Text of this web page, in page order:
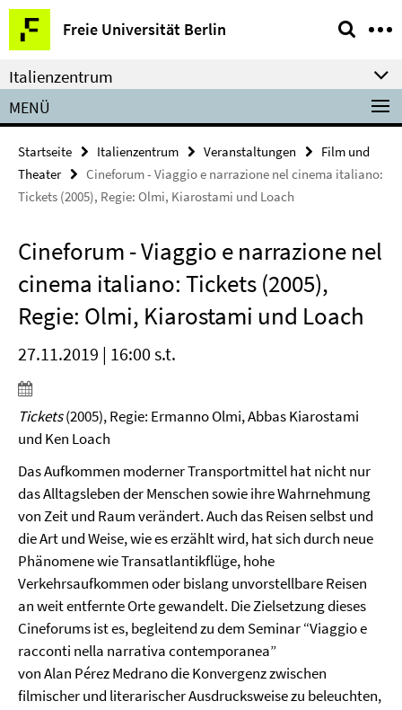
Springe
direkt
zu
Inhalt
Freie Universität Berlin
Service-
Navigation
Italienzentrum
MENÜ
Startseite Italienzentrum Veranstaltungen
Film und
Theater
Cineforum - Viaggio e narrazione nel cinema italiano:
Tickets (2005), Regie: Olmi, Kiarostami und Loach
Cineforum - Viaggio e narrazione nel
cinema italiano: Tickets (2005),
Regie: Olmi, Kiarostami und Loach
27.11.2019 | 16:00 s.t.
Tickets(2005), Regie: Ermanno Olmi, Abbas Kiarostami
und Ken Loach
Das Aufkommen moderner Transportmittel hat nicht nur
das Alltagsleben der Menschen sowie ihre Wahrnehmung
von Zeit und Raum verändert. Auch das Reisen selbst und
die Art und Weise, wie es erzählt wird, hat sich durch neue
Phänomene wie Transatlantikflüge, hohe
Verkehrsaufkommen oder bislang unvorstellbare Reisen
an weit entfernte Orte gewandelt. Die Zielsetzung dieses
Cineforums ist es, begleitend zu dem Seminar “Viaggio e
racconti nella narrativa contemporanea”
von Alan Pérez Medrano die Konvergenz zwischen
filmischer und literarischer Ausdrucksweise zu beleuchten,